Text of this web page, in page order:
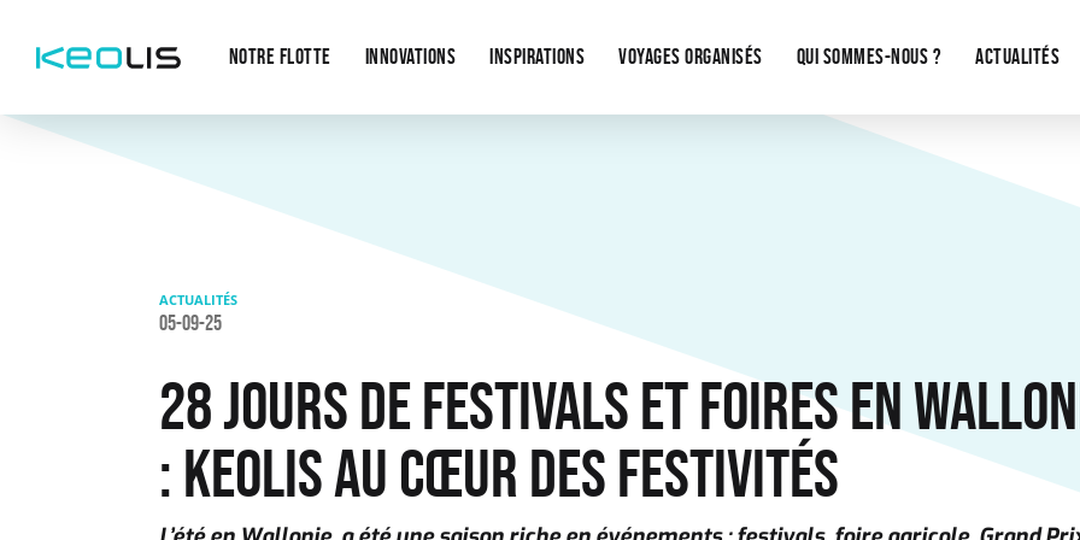
navigation
NOTRE FLOTTE INNOVATIONS INSPIRATIONS VOYAGES ORGANISÉS QUI SOMMES-NOUS ? ACTUALITÉS
ACTUALITÉS
05-09-25
28 JOURS DE FESTIVALS ET FOIRES EN
: KEOLIS AU CŒUR DES FESTIVITÉS